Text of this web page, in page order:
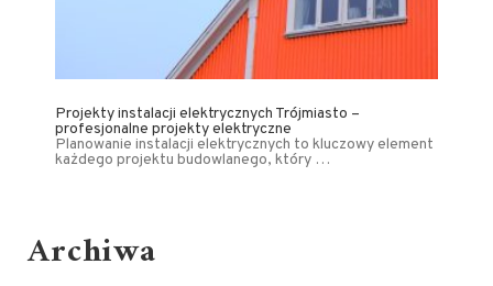
Projekty instalacji elektrycznych Trójmiasto –
profesjonalne projekty elektryczne
Planowanie instalacji elektrycznych to kluczowy element
każdego projektu budowlanego, który …
Archiwa